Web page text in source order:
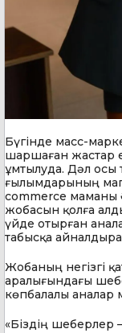
Бүгінде масс-
шаршаған жастар
ұмтылуда. Дәл осы
ғылымдарының
commerce маманы
жобасын қолға
үйде отырған
табысқа
Жобаның негізгі
аралығындағы
көпбалалы аналар
«Біздің шеберлер